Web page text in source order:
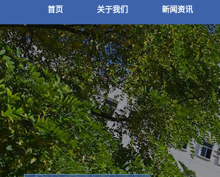
首页 关于我们 新闻资讯